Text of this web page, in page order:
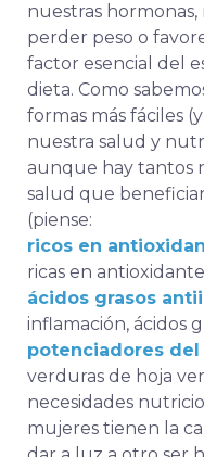
nuestras
perder peso o
factor esencial del
dieta. Como
formas más fáciles
nuestra salud y
aunque hay tantos
salud que
(piense:
ricos en
ricas en
ácidos grasos
inflamación, ácidos
potenciadores
verduras de hoja
necesidades
mujeres tienen la